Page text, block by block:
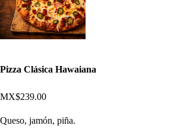
Pizza Clásica Hawaiana
MX$239.00
Queso, jamón, piña.